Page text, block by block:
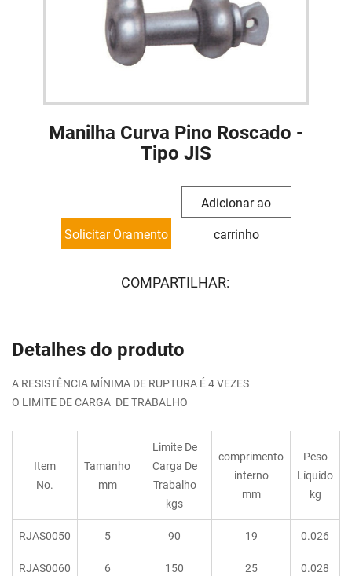
Manilha Curva Pino Roscado -
Tipo JIS
Solicitar Oramento
Adicionar ao
carrinho
COMPARTILHAR:
Detalhes do produto
A RESISTÊNCIA MÍNIMA DE RUPTURA É 4 VEZES
O LIMITE DE CARGA DE TRABALHO
Item
No.
Tamanho
mm
Limite De
Carga De
Trabalho
kgs
comprimento
interno
mm
Peso
Líquido
kg
RJAS0050 5 90 19 0.026
RJAS0060 6 150 25 0.028